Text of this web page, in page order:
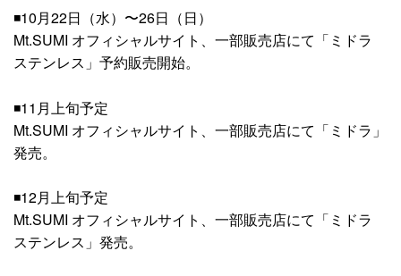
◾️10月22日（水）〜26日（日）
Mt.SUMI オフィシャルサイト、一部販売店にて「ミドラ
ステンレス」予約販売開始。
◾️11月上旬予定
Mt.SUMI オフィシャルサイト、一部販売店にて「ミドラ」
発売。
◾️12月上旬予定
Mt.SUMI オフィシャルサイト、一部販売店にて「ミドラ
ステンレス」発売。